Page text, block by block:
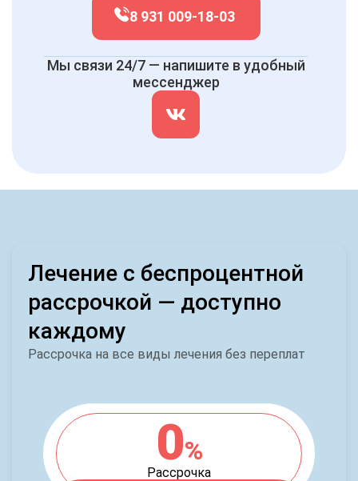
8 931 009-18-03
Мы связи 24/7 — напишите в удобный
мессенджер
Лечение с беспроцентной
рассрочкой — доступно
каждому
Рассрочка на все виды лечения без переплат
0%
Рассрочка